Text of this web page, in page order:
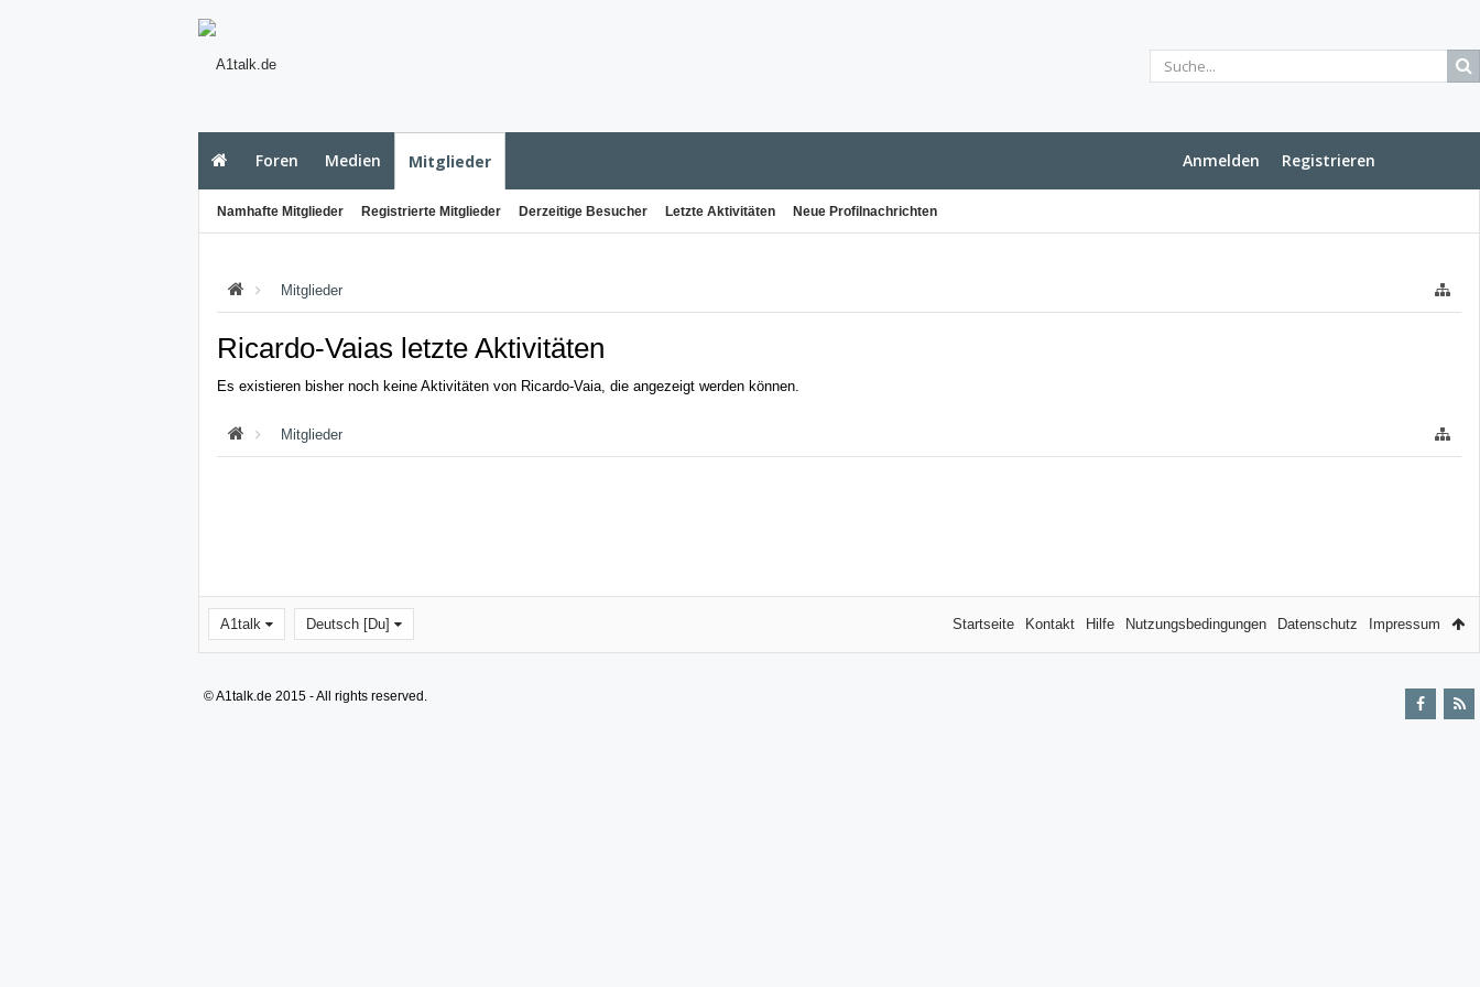
Foren Medien Mitglieder
Namhafte Mitglieder Registrierte Mitglieder Derzeitige Besucher Letzte Aktivitäten Neue Profilnachrichten
Anmelden Registrieren
Mitglieder
Ricardo-Vaias letzte Aktivitäten
Es existieren bisher noch keine Aktivitäten von Ricardo-Vaia, die angezeigt werden können.
Mitglieder
A1talk Deutsch [Du] Startseite Kontakt Hilfe Nutzungsbedingungen Datenschutz Impressum
© A1talk.de 2015 - All rights reserved.